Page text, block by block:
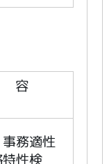
容
務適性
性検